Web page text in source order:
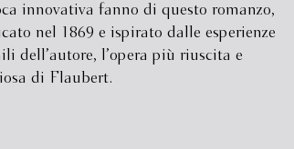
innovativa fanno di questo romanzo,
nel 1869 e ispirato dalle esperienze
dell’autore, l’opera più riuscita e
di Flaubert.